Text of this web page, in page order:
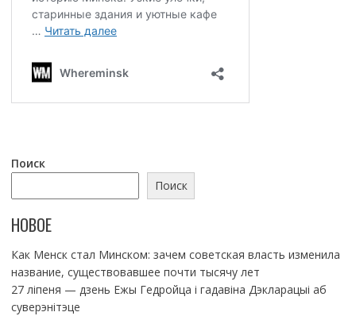
Поиск
Поиск
НОВОЕ
Как Менск стал Минском: зачем советская власть изменила
название, существовавшее почти тысячу лет
27 ліпеня — дзень Ежы Гедройца і гадавіна Дэкларацыі аб
суверэнітэце